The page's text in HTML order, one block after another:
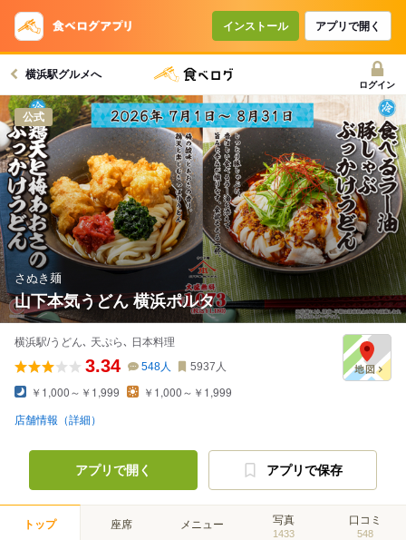
インストール アプリで開く
横浜駅グルメへ
ログイン
公式
さぬき麺
山下本気うどん 横浜ポルタ
横浜駅/うどん､ 天ぷら､ 日本料理
3.34 548人 5937 人
￥1,000～￥1,999 ￥1,000～￥1,999
店舗情報（詳細）
アプリで開く アプリで保存
トップ 座席 メニュー 写真
1433
口コミ
548